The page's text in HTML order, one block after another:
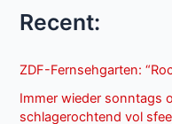
Recent:
ZDF-Fernsehgarten:
Immer wieder sonntags
schlagerochtend vol